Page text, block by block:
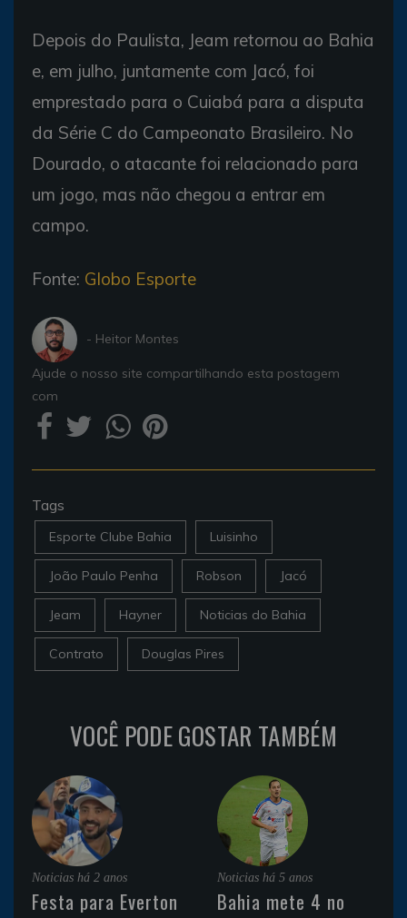
Depois do Paulista, Jeam retornou ao Bahia
e, em julho, juntamente com Jacó, foi
emprestado para o Cuiabá para a disputa
da Série C do Campeonato Brasileiro. No
Dourado, o atacante foi relacionado para
um jogo, mas não chegou a entrar em
campo.
Fonte: Globo Esporte
- Heitor Montes
Ajude o nosso site compartilhando esta postagem
com
Tags
Esporte Clube Bahia Luisinho
João Paulo Penha Robson Jacó
Jeam Hayner Noticias do Bahia
Contrato Douglas Pires
VOCÊ PODE GOSTAR TAMBÉM
Noticias há 2 anos
Festa para Everton
Noticias há 5 anos
Bahia mete 4 no